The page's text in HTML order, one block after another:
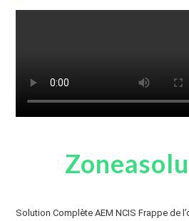
Solution Complète AEM NCIS Frappe de